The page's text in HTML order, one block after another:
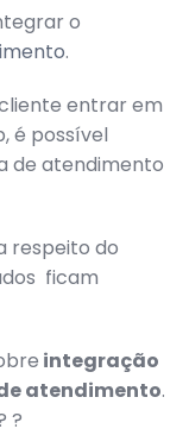
o
.
entrar em
é possível
de atendimento
respeito do
ficam
integração
atendimento.
?